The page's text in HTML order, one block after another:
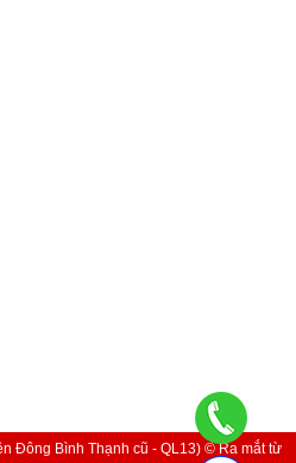
Đông Bình Thạnh cũ - QL13) © Ra mắt từ